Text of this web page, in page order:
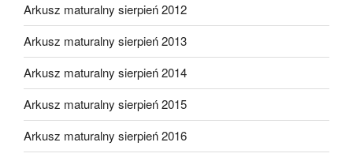
Arkusz maturalny sierpień 2012
Arkusz maturalny sierpień 2013
Arkusz maturalny sierpień 2014
Arkusz maturalny sierpień 2015
Arkusz maturalny sierpień 2016